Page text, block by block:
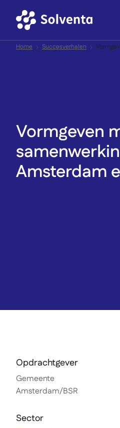
Direct naar inhoud
Home Succesverhalen
Vormgeven
Amsterdam
Opdrachtgever
Gemeente
Amsterdam/BSR
Sector